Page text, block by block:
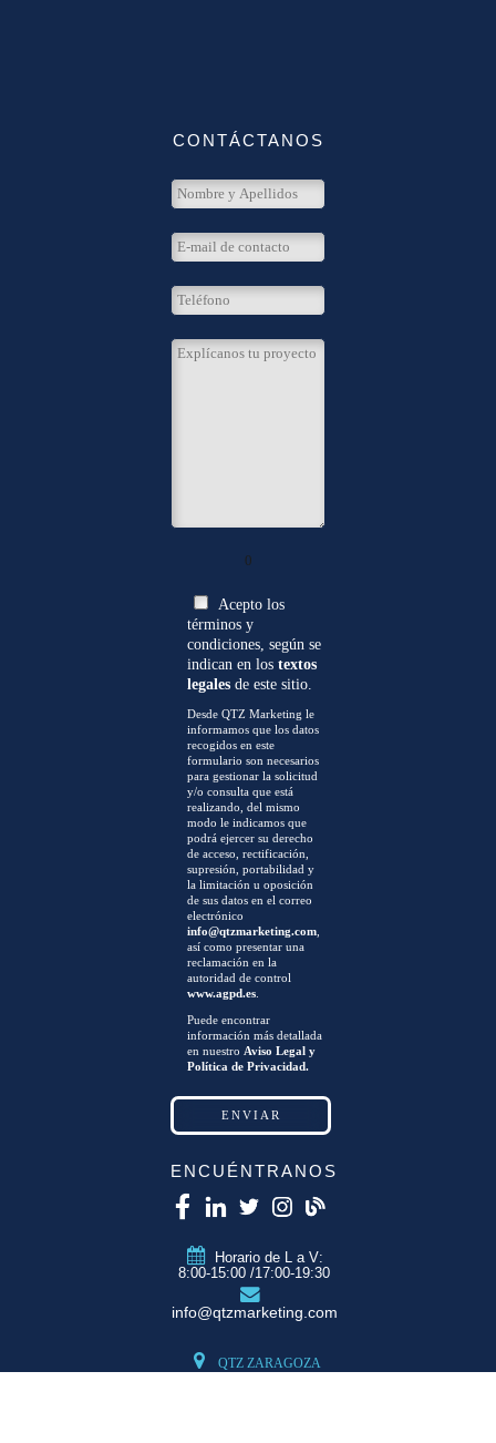
CONTÁCTANOS
0
Acepto los
términos y
condiciones, según se
indican en lostextos
legales de este sitio.
Desde QTZ Marketing le
informamos que los datos
recogidos en este
formulario son necesarios
para gestionar la solicitud
y/o consulta que está
realizando, del mismo
modo le indicamos que
podrá ejercer su derecho
de acceso, rectificación,
supresión, portabilidad y
la limitación u oposición
de sus datos en el correo
electrónico
info@qtzmarketing.com
así como presentar una
reclamación en la
autoridad de control
www.agpd.es
Puede encontrar
información más detallada
en nuestro Aviso Legal y
Política de Privacidad.
ENCUÉNTRANOS
Horario de L a V:
8:00-15:00 /17:00-19:30
info@qtzmarketing.com
QTZ ZARAGOZA